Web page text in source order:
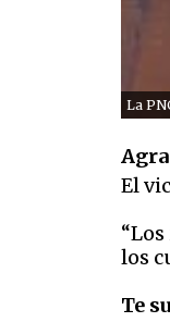
La
El
los
Te